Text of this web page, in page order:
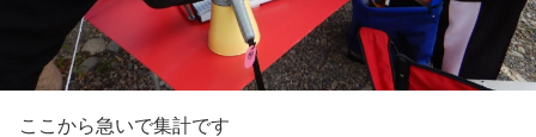
ここから急いで集計です